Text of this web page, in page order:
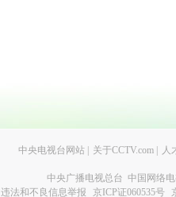
中央电视台网站 关于CCTV.com 人
中央广播电视总台 中国网络
违法和不良信息举报
京ICP证060535号